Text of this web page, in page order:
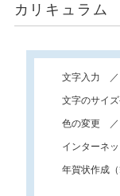
カリキュラム
文字入力
文字のサイ
色の変更
インターネ
年賀状作成